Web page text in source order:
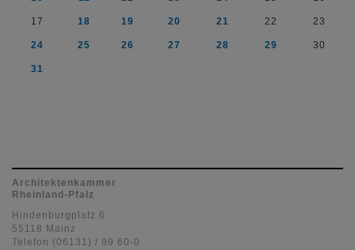
17 18 19 20 21 22 23
24 25 26 27 28 29 30
31
Architektenkammer
Rheinland-Pfalz
Hindenburgplatz 6
55118 Mainz
Telefon (06131) / 99 60-0